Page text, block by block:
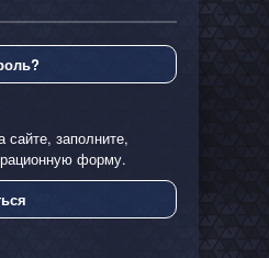
заполните,
форму.